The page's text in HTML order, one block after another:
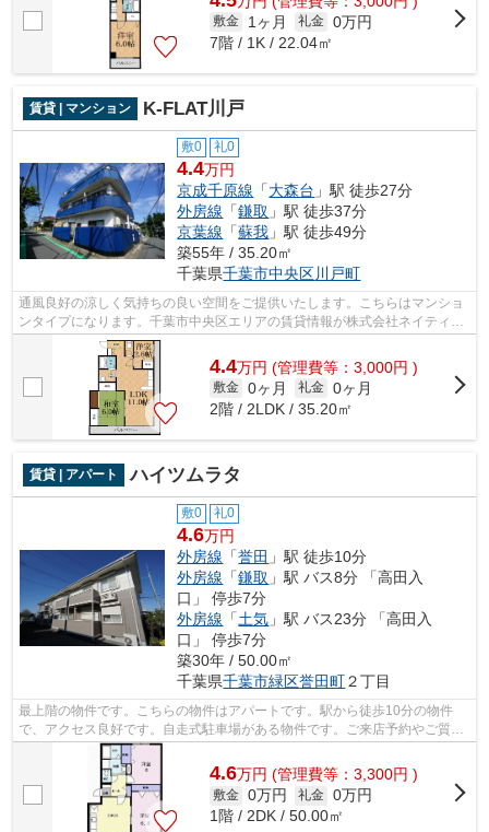
敷金 1ヶ月 礼金 0万円
7階 / 1K / 22.04㎡
賃貸 | マンション K-FLAT川戸
敷0 礼0
4.4万円
京成千原線 「大森台 」駅 徒歩27分
外房線 「鎌取 」駅 徒歩37分
京葉線 「蘇我 」駅 徒歩49分
築55年 / 35.20㎡
千葉県千葉市中央区川戸町
通風良好の涼しく気持ちの良い空間をご提供いたします。こちらはマンショ
ンタイプになります。千葉市中央区エリアの賃貸情報が株式会社ネイティ
ブ・トラストには豊富にございます。 お...
4.4万円 (管理費等：3,000円 )
敷金 0ヶ月 礼金 0ヶ月
2階 / 2LDK / 35.20㎡
賃貸 | アパート ハイツムラタ
敷0 礼0
4.6万円
外房線 「誉田 」駅 徒歩10分
外房線 「鎌取 」駅 バス8分 「高田入
口」 停歩7分
外房線 「土気 」駅 バス23分 「高田入
口」 停歩7分
築30年 / 50.00㎡
千葉県千葉市緑区誉田町２丁目
最上階の物件です。こちらの物件はアパートです。駅から徒歩10分の物件
で、アクセス良好です。自走式駐車場がある物件です。ご来店予約やご質問
などは043-300-0080から承っております...
4.6万円 (管理費等：3,300円 )
敷金 0万円 礼金 0万円
1階 / 2DK / 50.00㎡